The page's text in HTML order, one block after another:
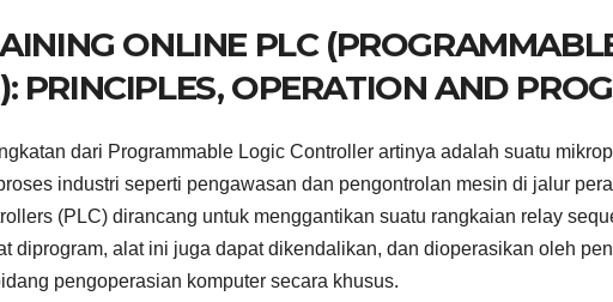
ONLINE PLC
PRINCIPLES, OPERATION AND
dari Programmable Logic Controller artinya adalah suatu
industri seperti pengawasan dan pengontrolan mesin di jalur
(PLC) dirancang untuk menggantikan suatu rangkaian relay
diprogram, alat ini juga dapat dikendalikan, dan dioperasikan oleh
pengoperasian komputer secara khusus.